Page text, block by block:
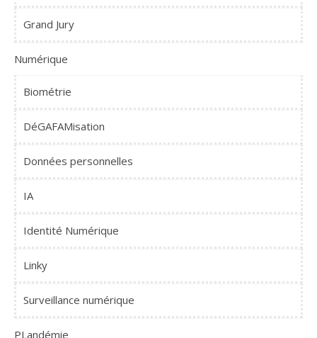
Grand Jury
Numérique
Biométrie
DéGAFAMisation
Données personnelles
IA
Identité Numérique
Linky
Surveillance numérique
PLandémie